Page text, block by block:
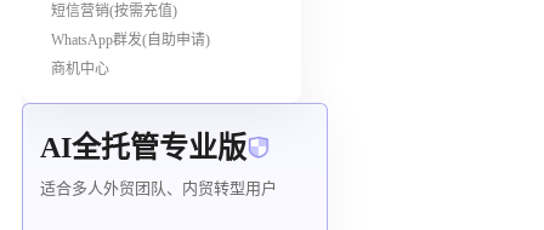
短信营销(按需充值)
WhatsApp群发(自助申请)
商机中心
AI全托管专业版
适合多人外贸团队、内贸转型用户